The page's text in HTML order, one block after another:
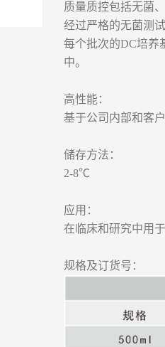
质量质控包括无菌
经过严格的无菌测
每个批次的DC培养
中。
高性能：
基于公司内部和客
储存方法：
2-8℃
应用：
在临床和研究中用
规格及订货号：